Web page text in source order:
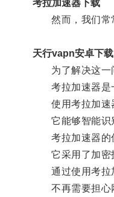
考拉加速器下载
然而，我们常常
天行vapn安卓下载
为了解决这一
考拉加速器是一
使用考拉加速器
它能够智能识别
考拉加速器的优
它采用了加密技
通过使用考拉加
不再需要担心网